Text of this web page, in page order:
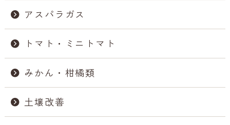
アスパラガス
トマト・ミニトマト
みかん・柑橘類
土壌改善